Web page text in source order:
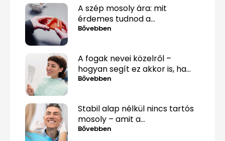
A szép mosoly ára: mit
érdemes tudnod a
fogpótlásról, mielőtt döntesz?
Bővebben
A fogak nevei közelről –
hogyan segít ez akkor is, ha
csak „valami fáj hátul”?
Bővebben
Stabil alap nélkül nincs tartós
mosoly – amit a
csontpótlásról tényleg tudnod
Bővebben